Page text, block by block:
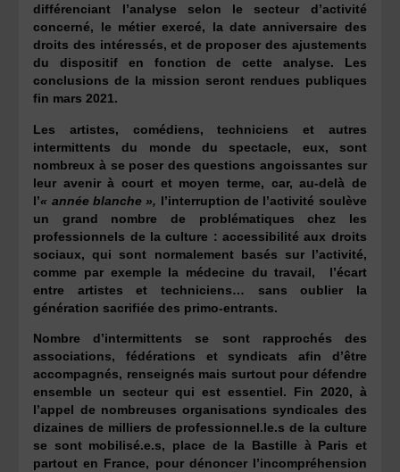
différenciant l’analyse selon le secteur d’activité
concerné, le métier exercé, la date anniversaire des
droits des intéressés, et de proposer des ajustements
du dispositif en fonction de cette analyse. Les
conclusions de la mission seront rendues publiques
fin mars 2021.
Les artistes, comédiens, techniciens et autres
intermittents du monde du spectacle, eux, sont
nombreux à se poser des questions angoissantes sur
leur avenir à court et moyen terme, car, au-delà de
l’« année blanche », l’interruption de l’activité soulève
un grand nombre de problématiques chez les
professionnels de la culture : accessibilité aux droits
sociaux, qui sont normalement basés sur l’activité,
comme par exemple la médecine du travail, l’écart
entre artistes et techniciens… sans oublier la
génération sacrifiée des primo-entrants.
Nombre d’intermittents se sont rapprochés des
associations, fédérations et syndicats afin d’être
accompagnés, renseignés mais surtout pour défendre
ensemble un secteur qui est essentiel. Fin 2020, à
l’appel de nombreuses organisations syndicales des
dizaines de milliers de professionnel.le.s de la culture
se sont mobilisé.e.s, place de la Bastille à Paris et
partout en France, pour dénoncer l’incompréhension